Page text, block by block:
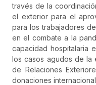
través de la
el exterior para el
para los trabajadores
en el combate a la
capacidad hospitalaria
los casos agudos de la
de Relaciones
donaciones